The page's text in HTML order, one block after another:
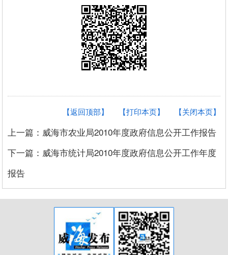
【关闭本页】
【打印本页】
【返回顶部】
上一篇：威海市农业局2010年度政府信息公开工作报告
下一篇：威海市统计局2010年度政府信息公开工作年度
报告